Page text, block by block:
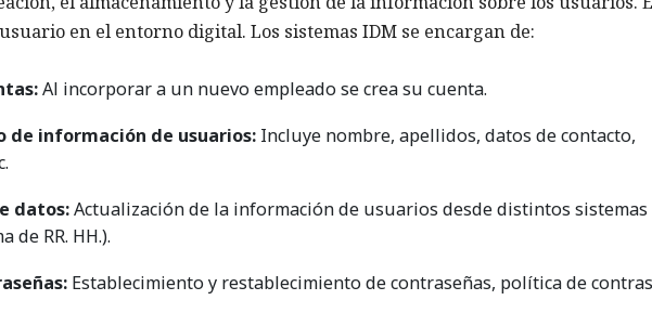
en el entorno digital. Los sistemas IDM se encargan de:
Al incorporar a un nuevo empleado se crea su cuenta.
de información de usuarios: Incluye nombre, apellidos, datos de contacto,
datos:Actualización de la información de usuarios desde distintos
de RR. HH.).
Establecimiento y restablecimiento de contraseñas, política de